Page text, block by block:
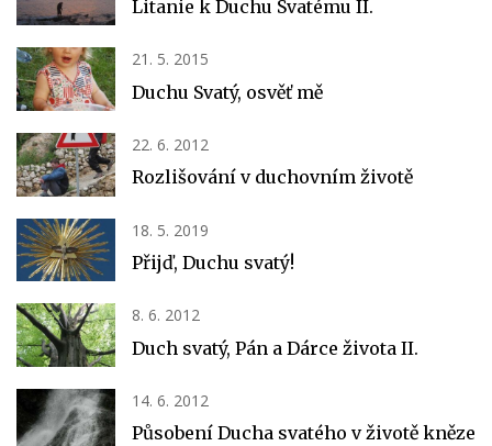
Litanie k Duchu Svatému II.
21. 5. 2015
Duchu Svatý, osvěť mě
22. 6. 2012
Rozlišování v duchovním životě
18. 5. 2019
Přijď, Duchu svatý!
8. 6. 2012
Duch svatý, Pán a Dárce života II.
14. 6. 2012
Působení Ducha svatého v životě kněze